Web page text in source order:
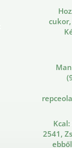
Kcal:
2541,